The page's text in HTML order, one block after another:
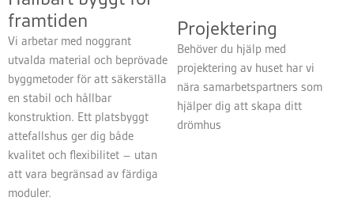
framtiden
Vi arbetar med noggrant
utvalda material och beprövade
byggmetoder för att säkerställa
en stabil och hållbar
konstruktion. Ett platsbyggt
attefallshus ger dig både
kvalitet och flexibilitet – utan
att vara begränsad av färdiga
moduler.
Projektering
Behöver du hjälp med
projektering av huset har vi
nära samarbetspartners som
hjälper dig att skapa ditt
drömhus